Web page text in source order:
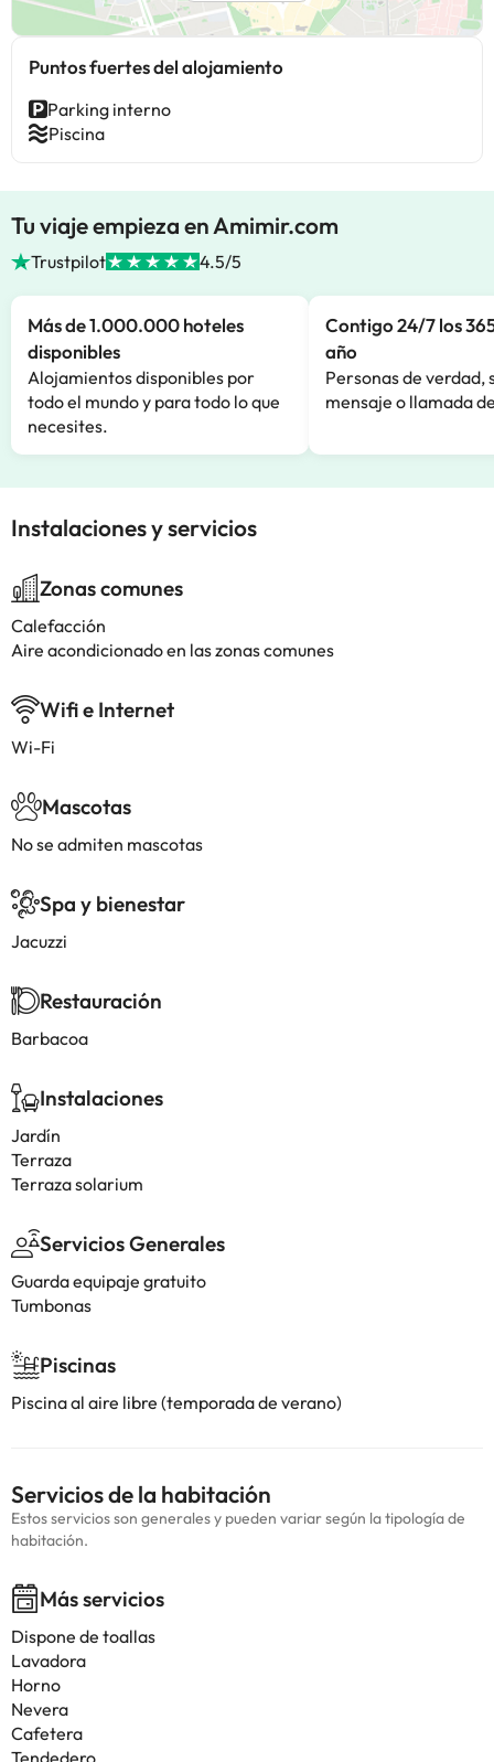
Puntos fuertes del alojamiento
Parking interno
Piscina
Tu viaje empieza en Amimir.com
Trustpilot 4.5/5
Más de 1.000.000 hoteles
disponibles
Alojamientos disponibles por
todo el mundo y para todo lo que
necesites.
Contigo 24/7 los
año
Personas de verdad,
mensaje o llamada
Instalaciones y servicios
Zonas comunes
Calefacción
Aire acondicionado en las zonas comunes
Wifi e Internet
Wi-Fi
Mascotas
No se admiten mascotas
Spa y bienestar
Jacuzzi
Restauración
Barbacoa
Instalaciones
Jardín
Terraza
Terraza solarium
Servicios Generales
Guarda equipaje gratuito
Tumbonas
Piscinas
Piscina al aire libre (temporada de verano)
Servicios de la habitación
Estos servicios son generales y pueden variar según la tipología de
habitación.
Más servicios
Dispone de toallas
Lavadora
Horno
Nevera
Cafetera
Tendedero